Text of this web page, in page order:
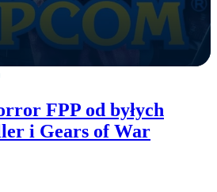
znak towarowy „Vice City”.
Rockstar oficjalnie
wiarę w młode
FPP od byłych
i Gears of War